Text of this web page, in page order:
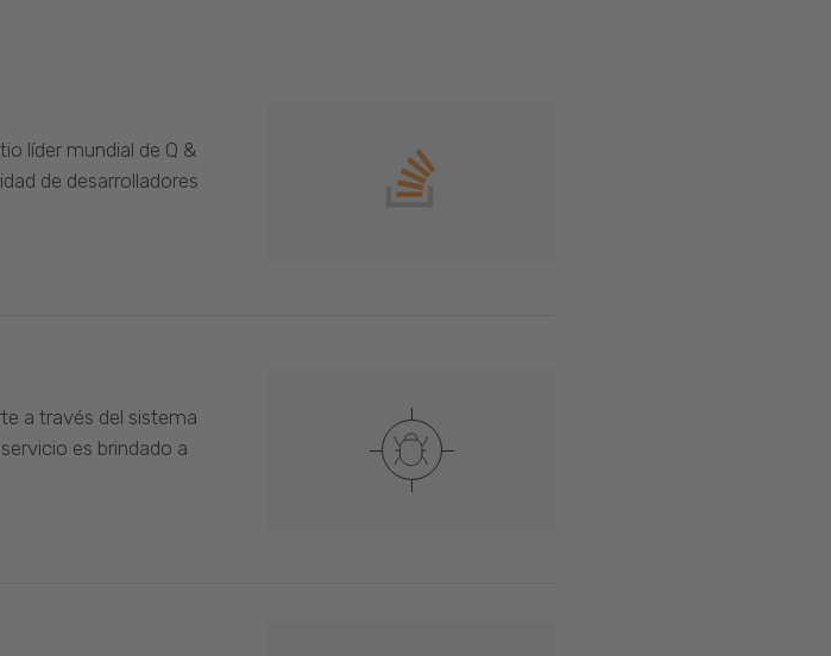
líder mundial de Q &
de desarrolladores
a través del sistema
es brindado a